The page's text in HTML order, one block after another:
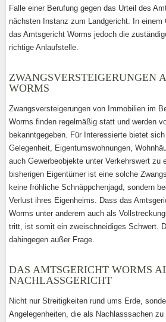
Falle einer Berufung gegen das Urteil des
nächsten Instanz zum Landgericht. In einem
das Amtsgericht Worms jedoch die
richtige Anlaufstelle.
ZWANGSVERSTEIGERUNGEN
WORMS
Zwangsversteigerungen von Immobilien im
Worms finden regelmäßig statt und werden
bekanntgegeben. Für Interessierte bietet
Gelegenheit, Eigentumswohnungen,
auch Gewerbeobjekte unter Verkehrswert zu
bisherigen Eigentümer ist eine solche
keine fröhliche Schnäppchenjagd, sondern
Verlust ihres Eigenheims. Dass das
Worms unter anderem auch als
tritt, ist somit ein zweischneidiges Schwert.
dahingegen außer Frage.
DAS AMTSGERICHT WORMS
NACHLASSGERICHT
Nicht nur Streitigkeiten rund ums Erde,
Angelegenheiten, die als Nachlasssachen